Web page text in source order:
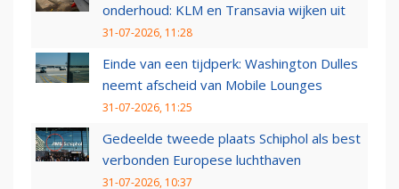
onderhoud: KLM en Transavia wijken uit
31-07-2026, 11:28
Einde van een tijdperk: Washington Dulles
neemt afscheid van Mobile Lounges
31-07-2026, 11:25
Gedeelde tweede plaats Schiphol als best
verbonden Europese luchthaven
31-07-2026, 10:37